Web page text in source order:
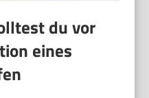
du vor
eines